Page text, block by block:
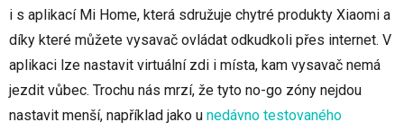
i s aplikací Mi Home, která sdružuje chytré produkty Xiaomi a
díky které můžete vysavač ovládat odkudkoli přes internet. V
aplikaci lze nastavit virtuální zdi i místa, kam vysavač nemá
jezdit vůbec. Trochu nás mrzí, že tyto no-go zóny nejdou
nastavit menší, například jako u nedávno testovaného